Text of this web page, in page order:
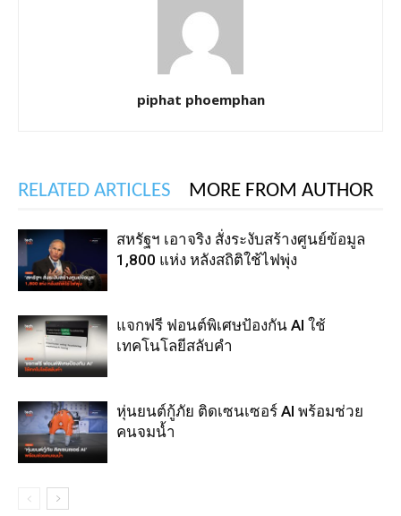
piphat phoemphan
RELATED ARTICLES MORE FROM AUTHOR
สหรัฐฯ เอาจริง สั่งระงับสร้างศูนย์ข้อมูล
1,800 แห่ง หลังสถิติใช้ไฟพุ่ง
แจกฟรี ฟอนต์พิเศษป้องกัน AI ใช้
เทคโนโลยีสลับคำ
หุ่นยนต์กู้ภัย ติดเซนเซอร์ AI พร้อมช่วย
คนจมน้ำ